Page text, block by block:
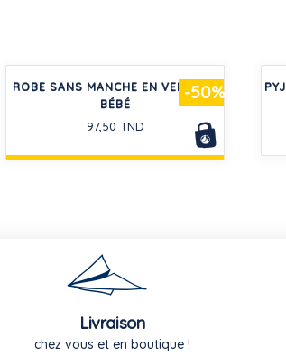
-50%
ROBE SANS MANCHE EN VELOURS
BÉBÉ
97,50 TND
Livraison
chez vous et en boutique !